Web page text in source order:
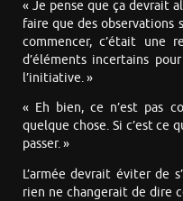
« Je pense que ça devrait
faire que des observations
commencer, c’était une
d’éléments incertains
l’initiative. »
« Eh bien, ce n’est pas
quelque chose. Si c’est ce
passer. »
L’armée devrait éviter de
rien ne changerait de dire